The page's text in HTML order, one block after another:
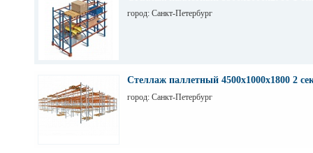
город: Санкт-Петербург
Стеллаж паллетный 4500х1000х1800 2
город: Санкт-Петербург